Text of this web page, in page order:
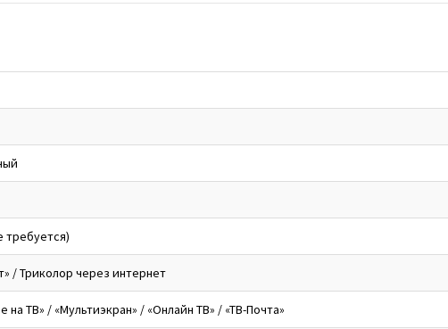
требуется)
/ Триколор через интернет
на ТВ» / «Мультиэкран» / «Онлайн ТВ» / «ТВ-Почта»